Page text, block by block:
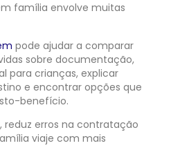
família envolve muitas
pode ajudar a comparar
sobre documentação,
para crianças, explicar
e encontrar opções que
benefício.
reduz erros na contratação
viaje com mais